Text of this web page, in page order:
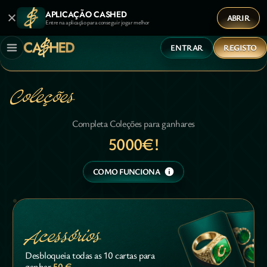
APLICAÇÃO CASHED
Entre na aplicação para conseguir jogar melhor ABRIR
ENTRAR REGISTO
Coleções
Completa Coleções para ganhares
5000€!
COMO FUNCIONA
Acessórios
Desbloqueia todas as 10 cartas para